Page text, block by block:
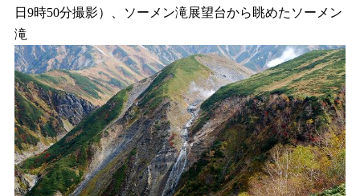
日9時50分撮影）、ソーメン滝展望台から眺めたソーメン
滝